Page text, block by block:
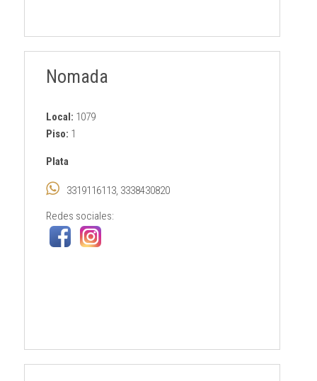
Nomada
Local: 1079
Piso: 1
Plata
3319116113, 3338430820
Redes sociales: